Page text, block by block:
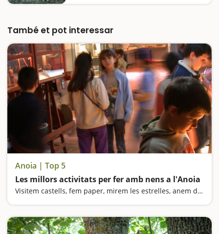
També et pot interessar
Anoia | Top 5
Les millors activitats per fer amb nens a l'Anoia
Visitem castells, fem paper, mirem les estrelles, anem de botigues i fem una mica el pallasso a l'Anoia